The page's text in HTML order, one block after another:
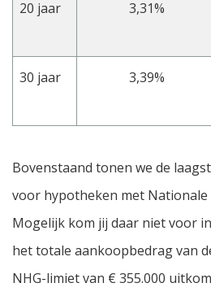
20 jaar 3,31%
30 jaar 3,39%
Bovenstaand tonen we de
voor hypotheken met
Mogelijk kom jij daar niet voor
het totale aankoopbedrag van
NHG-limiet van € 355.000